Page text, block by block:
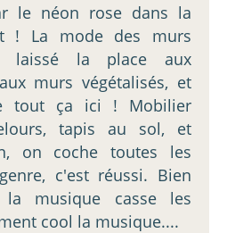
le néon rose dans la
! La mode des murs
laissé la place aux
murs végétalisés, et
tout ça ici ! Mobilier
tapis au sol, et
on coche toutes les
c'est réussi. Bien
la musique casse les
cool la musique....